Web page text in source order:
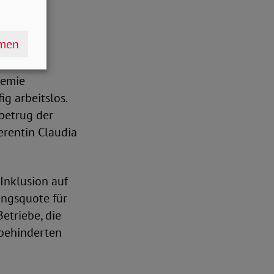
arbeitslos.
der
Claudia
auf
für
die